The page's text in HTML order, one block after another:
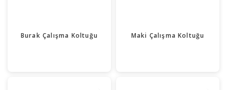
Burak Çalışma Koltuğu Maki Çalışma Koltuğu